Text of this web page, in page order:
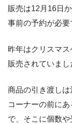
販売は12月16日
事前の予約が必要
昨年はクリスマ
販売されていまし
商品の引き渡し
コーナーの前に
で、そこに個数